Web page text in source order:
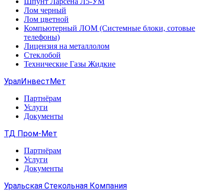
Лом черный
Лом цветной
Компьютерный ЛОМ (Системные блоки, сотовые
телефоны)
Лицензия на металлолом
Стеклобой
Технические Газы Жидкие
УралИнвестМет
Партнёрам
Услуги
Документы
ТД Пром-Мет
Партнёрам
Услуги
Документы
Уральская Стекольная Компания